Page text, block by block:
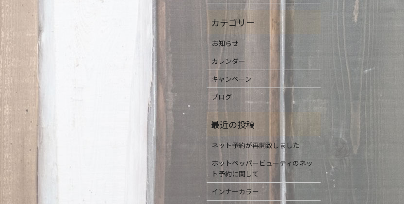
お知らせ
カレンダー
キャンペーン
ブログ
ネット予約が再開致しました
ホットペッパービューティのネッ
ト予約に関して
インナーカラー